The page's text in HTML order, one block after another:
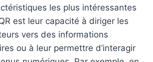
les plus intéressantes
est leur capacité à diriger les
vers des informations
ou à leur permettre d’interagir